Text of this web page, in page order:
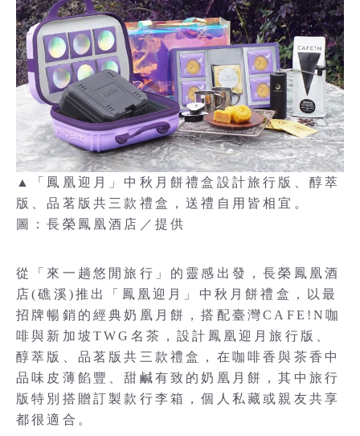
▲「鳳凰迎月」中秋月餅禮盒設計旅行版、醇萃
版、品茗版共三款禮盒，送禮自用皆相宜。
圖：長榮鳳凰酒店／提供
從「來一趟悠閒旅行」的靈感出發，長榮鳳凰酒
店(礁溪)推出「鳳凰迎月」中秋月餅禮盒，以最
招牌暢銷的經典奶凰月餅，搭配臺灣CAFE!N咖
啡與新加坡TWG名茶，設計鳳凰迎月旅行版、
醇萃版、品茗版共三款禮盒，在咖啡香與茶香中
品味皮薄餡豐、甜鹹有致的奶凰月餅，其中旅行
版特別搭贈訂製款行李箱，個人私藏或親友共享
都很適合。